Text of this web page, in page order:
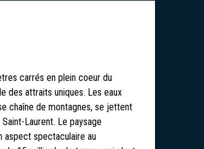
carrés en plein coeur du
des attraits uniques. Les eaux
chaîne de montagnes, se jettent
Laurent. Le paysage
aspect spectaculaire au